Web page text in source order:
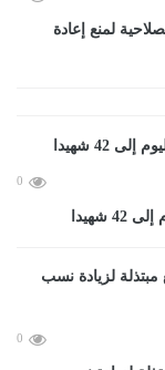
لمنع إعادة
0
0